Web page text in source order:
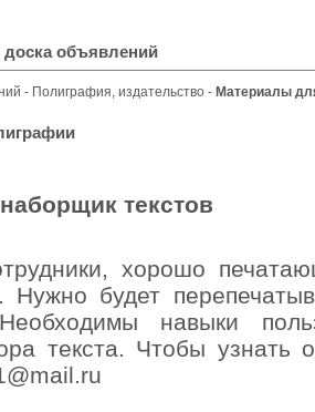
доска объявлений
- Полиграфия, издательство - Материалы
текстов
хорошо
Нужно будет
навыки
текста. Чтобы узнать